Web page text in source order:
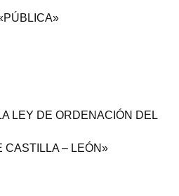
LEY DE ORDENACIÓN DEL
CASTILLA – LEÓN»